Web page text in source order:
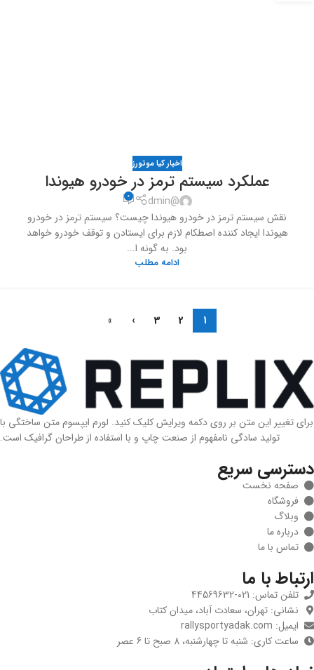
اخبار کیا موتورز
عملکرد سیستم ترمز در خودرو هیوندا
@dmin
0
نقش سیستم ترمز در خودرو هیوندا چیست؟ سیستم ترمز در خودرو
هیوندا ایجاد کننده اصطکام لازم برای ایستادن و توقف خودرو خواهد
بود. به گونه ا...
ادامه مطلب
1
2
3
›
»
برای تغییر این متن بر روی دکمه ویرایش کلیک کنید. لورم ایپسوم متن ساختگی با
تولید سادگی نامفهوم از صنعت چاپ و با استفاده از طراحان گرافیک است.
دسترسی سریع
صفحه نخست
فروشگاه
وبلاگ
درباره ما
تماس با ما
ارتباط با ما
تلفن تماس: 021-44569632
نشانی: تهران، سعادت آباد، میدان کتاب
ایمیل: rallysportyadak.com
ساعت کاری: شنبه تا چهارشنبه، 8 صبح تا 6 عصر